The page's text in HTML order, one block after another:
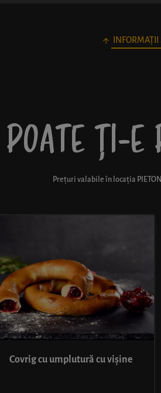
POATE ȚI-E
Prețuri valabile în locația
Covrig cu umplutură cu vișine